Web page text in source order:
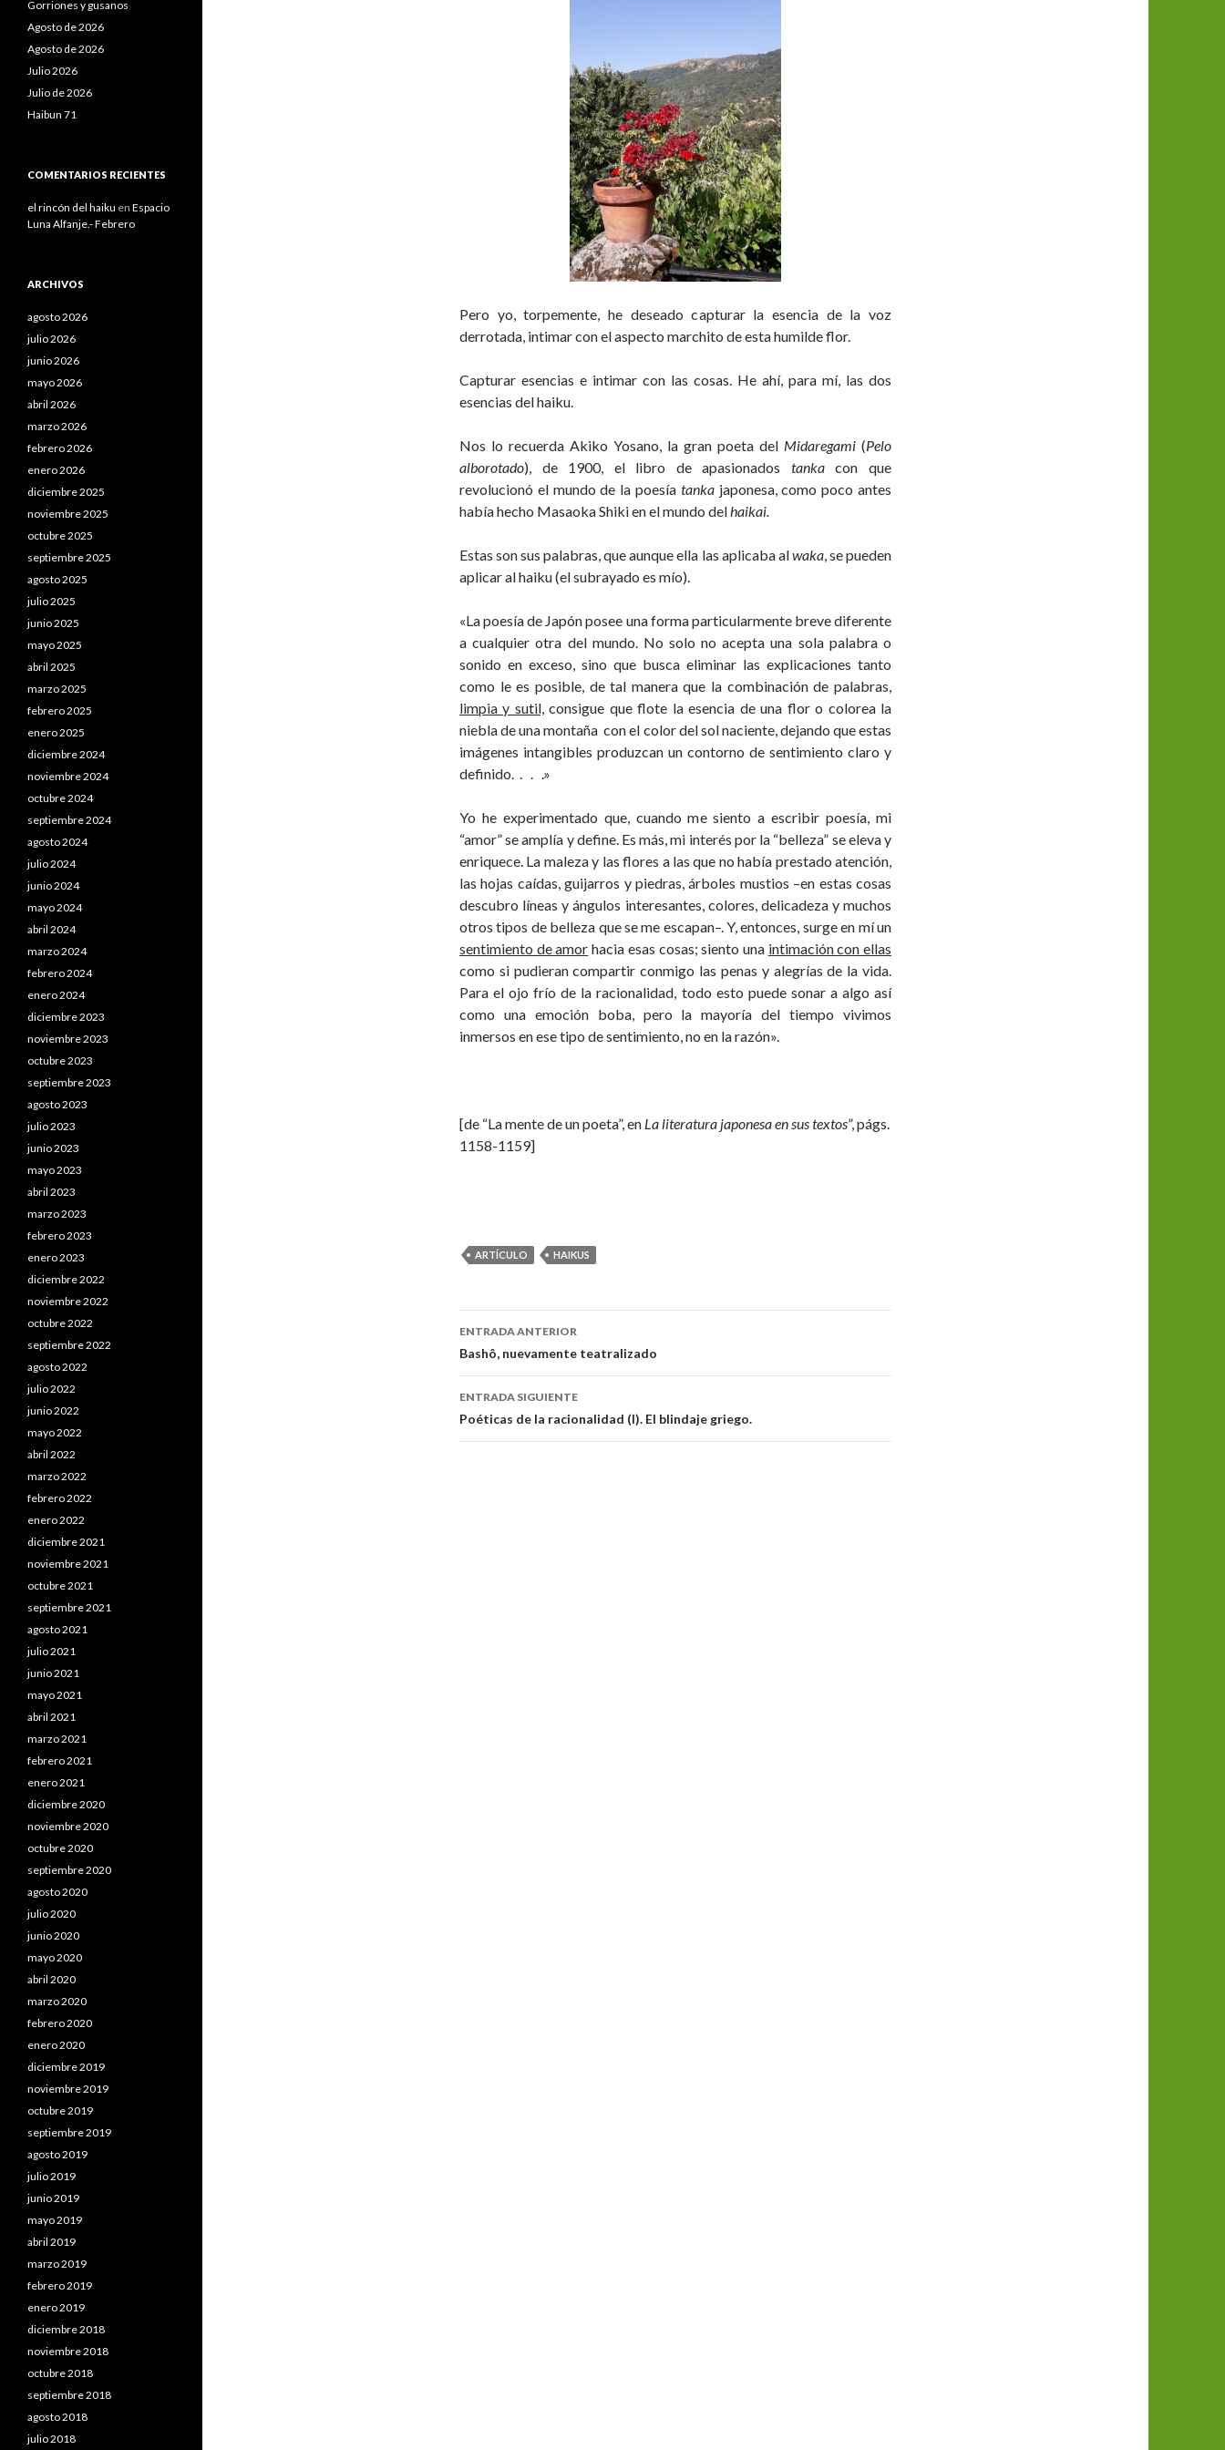
Pero yo, torpemente, he deseado capturar la esencia de la voz
derrotada, intimar con el aspecto marchito de esta humilde flor.
Capturar esencias e intimar con las cosas. He ahí, para mí, las dos
esencias del haiku.
Nos lo recuerda Akiko Yosano, la gran poeta del Midaregami (Pelo
alborotado), de 1900, el libro de apasionados tankacon que
revolucionó el mundo de la poesía tanka japonesa, como poco antes
había hecho Masaoka Shiki en el mundo delhaikai.
Estas son sus palabras, que aunque ella las aplicaba alwaka, se pueden
aplicar al haiku (el subrayado es mío).
«La poesía de Japón posee una forma particularmente breve diferente
a cualquier otra del mundo. No solo no acepta una sola palabra o
sonido en exceso, sino que busca eliminar las explicaciones tanto
como le es posible, de tal manera que la combinación de palabras,
limpia y sutil,consigue que flote la esencia de una flor o colorea la
niebla de una montaña con el color del sol naciente, dejando que estas
imágenes intangibles produzcan un contorno de sentimiento claro y
definido. . . .»
Yo he experimentado que, cuando me siento a escribir poesía, mi
“amor” se amplía y define. Es más, mi interés por la “belleza” se eleva y
enriquece. La maleza y las flores a las que no había prestado atención,
las hojas caídas, guijarros y piedras, árboles mustios –en estas cosas
descubro líneas y ángulos interesantes, colores, delicadeza y muchos
otros tipos de belleza que se me escapan­–. Y, entonces, surge en mí un
sentimiento de amor hacia esas cosas; siento una intimación con ellas
como si pudieran compartir conmigo las penas y alegrías de la vida.
Para el ojo frío de la racionalidad, todo esto puede sonar a algo así
como una emoción boba, pero la mayoría del tiempo vivimos
inmersos en ese tipo de sentimiento, no en la razón».
[de “La mente de un poeta”, en La literatura japonesa en sus textos”, págs.
1158-1159]
ARTÍCULO HAIKUS
Navegación
de
entradas
ENTRADA ANTERIOR
Bashô, nuevamente teatralizado
ENTRADA SIGUIENTE
Poéticas de la racionalidad (I). El blindaje griego.
Gorriones y gusanos
Agosto de 2026
Agosto de 2026
Julio 2026
Julio de 2026
Haibun 71
COMENTARIOS RECIENTES
el rincón del haiku en Espacio
Luna Alfanje.- Febrero
ARCHIVOS
agosto 2026
julio 2026
junio 2026
mayo 2026
abril 2026
marzo 2026
febrero 2026
enero 2026
diciembre 2025
noviembre 2025
octubre 2025
septiembre 2025
agosto 2025
julio 2025
junio 2025
mayo 2025
abril 2025
marzo 2025
febrero 2025
enero 2025
diciembre 2024
noviembre 2024
octubre 2024
septiembre 2024
agosto 2024
julio 2024
junio 2024
mayo 2024
abril 2024
marzo 2024
febrero 2024
enero 2024
diciembre 2023
noviembre 2023
octubre 2023
septiembre 2023
agosto 2023
julio 2023
junio 2023
mayo 2023
abril 2023
marzo 2023
febrero 2023
enero 2023
diciembre 2022
noviembre 2022
octubre 2022
septiembre 2022
agosto 2022
julio 2022
junio 2022
mayo 2022
abril 2022
marzo 2022
febrero 2022
enero 2022
diciembre 2021
noviembre 2021
octubre 2021
septiembre 2021
agosto 2021
julio 2021
junio 2021
mayo 2021
abril 2021
marzo 2021
febrero 2021
enero 2021
diciembre 2020
noviembre 2020
octubre 2020
septiembre 2020
agosto 2020
julio 2020
junio 2020
mayo 2020
abril 2020
marzo 2020
febrero 2020
enero 2020
diciembre 2019
noviembre 2019
octubre 2019
septiembre 2019
agosto 2019
julio 2019
junio 2019
mayo 2019
abril 2019
marzo 2019
febrero 2019
enero 2019
diciembre 2018
noviembre 2018
octubre 2018
septiembre 2018
agosto 2018
julio 2018